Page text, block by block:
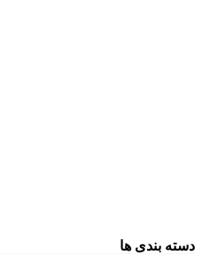
دسته بندی ها